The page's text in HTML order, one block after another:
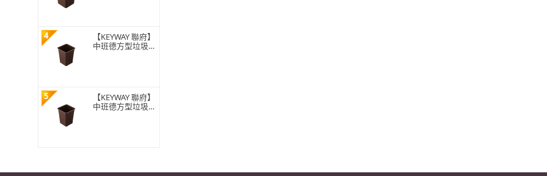
4
【KEYWAY 聯府】
中班德方型垃圾
5
【KEYWAY 聯府】
中班德方型垃圾